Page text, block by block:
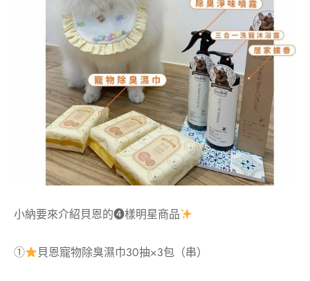
小納要來介紹貝恩的❹樣明星商品
① 貝恩寵物除臭濕巾30抽×3包（串）